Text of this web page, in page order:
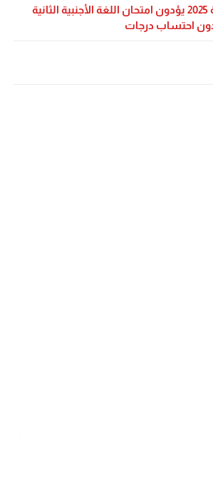
طلاب الثانوية العامة 2025 يؤدون امتحان اللغة الأجنبية الثانية
احتساب درجات